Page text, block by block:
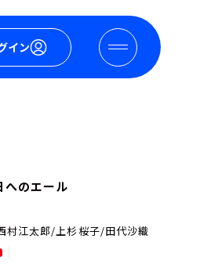
イン
へのエール
村江太郎/上杉桜子/田代沙織